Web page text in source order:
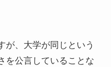
が、大学が同じという
を公言していることな